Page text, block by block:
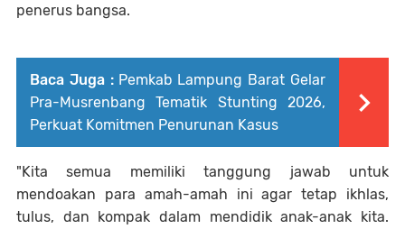
penerus bangsa.
Baca Juga : Pemkab Lampung Barat Gelar
Pra-Musrenbang Tematik Stunting 2026,
Perkuat Komitmen Penurunan Kasus
"Kita semua memiliki tanggung jawab untuk
mendoakan para amah-amah ini agar tetap ikhlas,
tulus, dan kompak dalam mendidik anak-anak kita.